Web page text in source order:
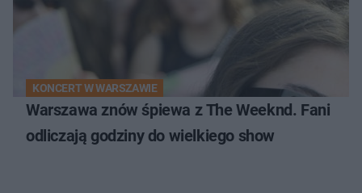
KONCERT W WARSZAWIE
Warszawa znów śpiewa z The Weeknd. Fani
odliczają godziny do wielkiego show